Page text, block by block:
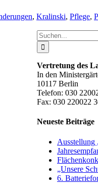
, Kralinski, Pflege,
Suche
nach:
Vertretung des
In den
10117 Berlin
Telefon: 030
Fax: 030 220022
Neueste Beiträge
Ausstellung
„Unsere
6.